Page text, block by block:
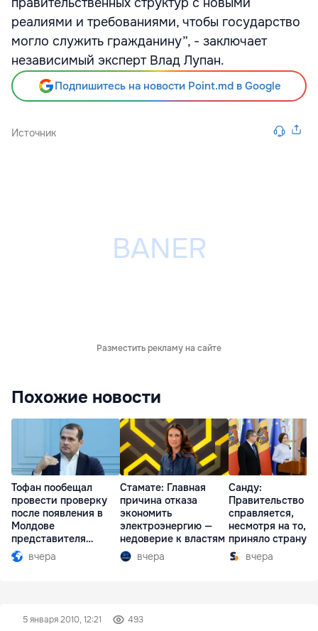
реалиями и требованиями, чтобы государство
могло служить гражданину”, - заключает
независимый эксперт Влад Лупан.
Подпишитесь на новости Point.md в Google
Источник
Разместить рекламу на сайте
Похожие новости
Тофан пообещал
провести проверку
после появления в
Молдове
представителя
Южной Осетии
вчера
Стамате: Главная
причина отказа
экономить
электроэнергию —
недоверие к властям
вчера
Санду:
Правительство
справляется,
несмотря на то,
приняло страну в
разгар кризиса
вчера
5 января 2010, 12:21 493